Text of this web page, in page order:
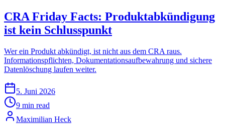
CRA Friday Facts: Produktabkündigung
ist kein Schlusspunkt
Wer ein Produkt abkündigt, ist nicht aus dem CRA raus.
Informationspflichten, Dokumentationsaufbewahrung und sichere
Datenlöschung laufen weiter.
5. Juni 2026
9 min read
Maximilian Heck